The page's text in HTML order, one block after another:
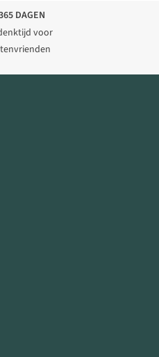
DAGEN
voor